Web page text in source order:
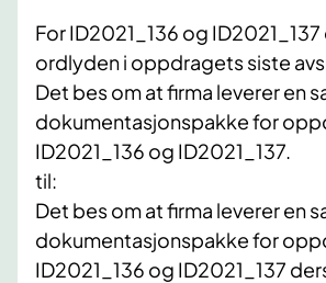
For ID2021_136 og
ordlyden i oppdragets siste
Det bes om at firma leverer en
dokumentasjonspakke for
ID2021_136 og ID2021_137.
til:
Det bes om at firma leverer en
dokumentasjonspakke for
ID2021_136 og ID2021_137